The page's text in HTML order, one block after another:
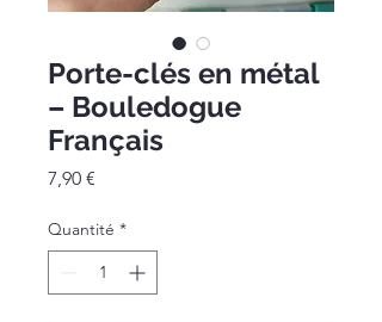
Porte-clés en métal
– Bouledogue
Français
7,90 €
Quantité *